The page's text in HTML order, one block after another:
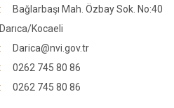
Bağlarbaşı Mah. Özbay Sok. No:40
Darıca/Kocaeli
Darica@nvi.gov.tr
0262 745 80 86
0262 745 80 86